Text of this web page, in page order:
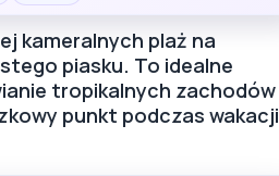
kameralnych plaż na
piasku. To idealne
tropikalnych zachodów
punkt podczas wakacji